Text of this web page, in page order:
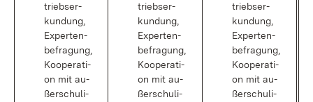
triebs­er­
kun­dung,
Ex­per­ten­
be­fra­gung,
Ko­ope­ra­ti­
on mit au­
ßer­schu­li­
triebs­er­
kun­dung,
Ex­per­ten­
be­fra­gung,
Ko­ope­ra­ti­
on mit au­
ßer­schu­li­
triebs­er­
kun­dung,
Ex­per­ten­
be­fra­gung,
Ko­ope­ra­ti­
on mit au­
ßer­schu­li­